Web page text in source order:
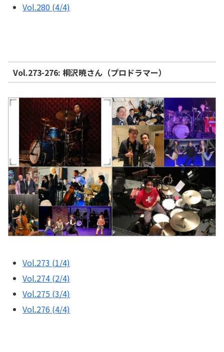
Vol.280 (4/4)
Vol.273-276: 桐沢暁さん（プロドラマー）
Vol.273 (1/4)
Vol.274 (2/4)
Vol.275 (3/4)
Vol.276 (4/4)